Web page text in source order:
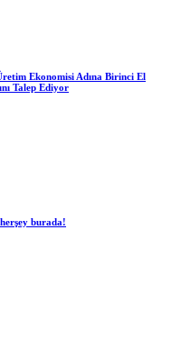
Ekonomisi Adına Birinci El
Talep Ediyor
burada!